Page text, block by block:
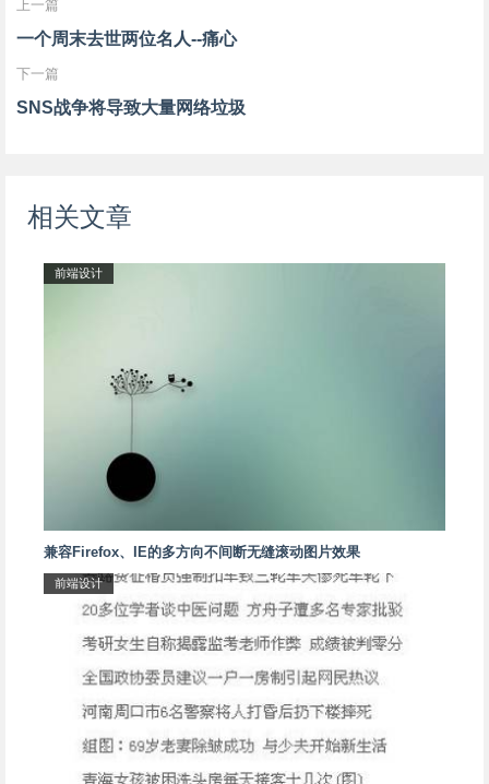
上一篇
一个周末去世两位名人--痛心
下一篇
SNS战争将导致大量网络垃圾
相关文章
前端设计
兼容Firefox、IE的多方向不间断无缝滚动图片效果
前端设计